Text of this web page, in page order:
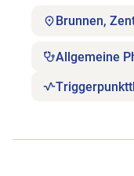
Brunnen,
Allgemeine